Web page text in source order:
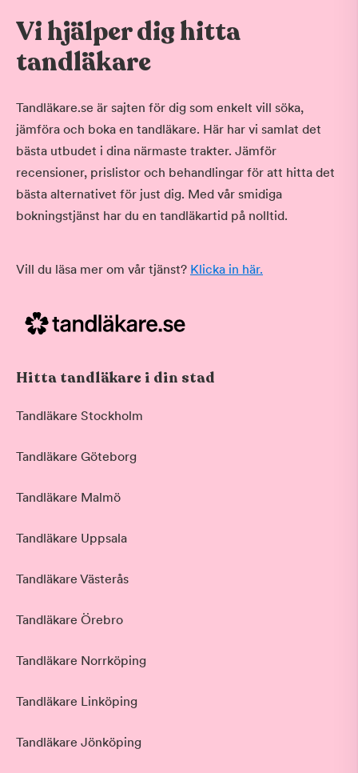
Vi hjälper dig hitta
tandläkare
Tandläkare.se är sajten för dig som enkelt vill söka,
jämföra och boka en tandläkare. Här har vi samlat det
bästa utbudet i dina närmaste trakter. Jämför
recensioner, prislistor och behandlingar för att hitta det
bästa alternativet för just dig. Med vår smidiga
bokningstjänst har du en tandläkartid på nolltid.
Vill du läsa mer om vår tjänst? Klicka in här.
Hitta tandläkare i din stad
Tandläkare Stockholm
Tandläkare Göteborg
Tandläkare Malmö
Tandläkare Uppsala
Tandläkare Västerås
Tandläkare Örebro
Tandläkare Norrköping
Tandläkare Linköping
Tandläkare Jönköping